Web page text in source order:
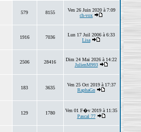
579 8155
Ven 26 Juin 2020 à 7:09
ch-vox
1916 7036
Lun 17 Juil 2006 à 6:33
Lisa
2506 28416
Dim 24 Mai 2026 à 14:22
JulienM993
183 3635
Ven 25 Oct 2019 à 17:37
RaphaGn
129 1780
Ven 01 F�v 2019 à 11:35
Pascal 77